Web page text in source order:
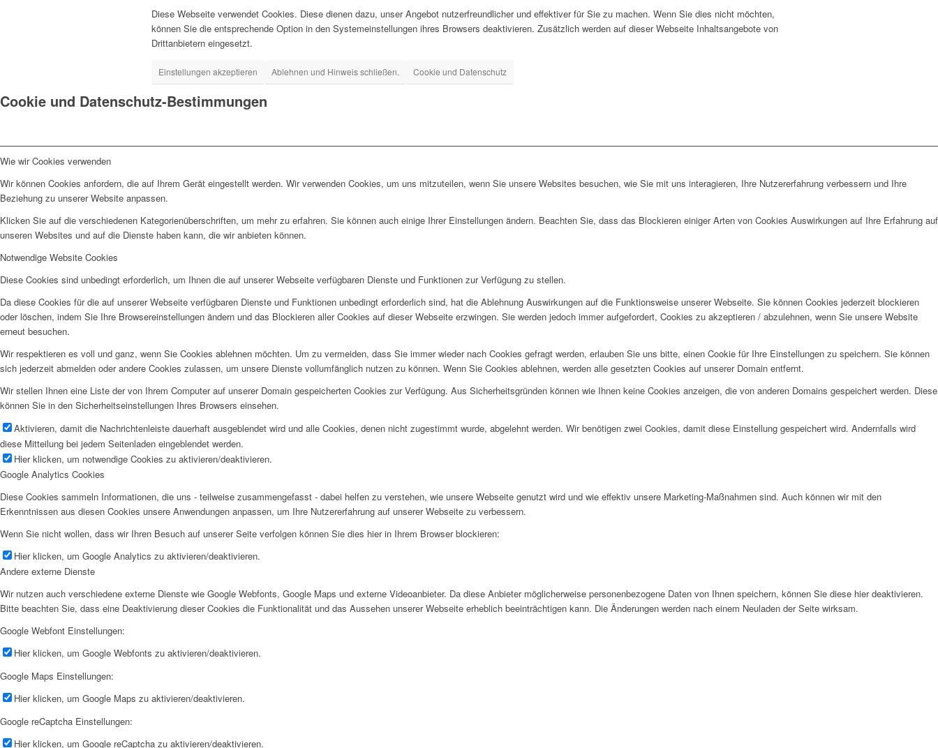
Diese Webseite verwendet Cookies. Diese dienen dazu, unser Angebot nutzerfreundlicher und effektiver für Sie zu machen. Wenn Sie dies nicht möchten,
können Sie die entsprechende Option in den Systemeinstellungen ihres Browsers deaktivieren. Zusätzlich werden auf dieser Webseite Inhaltsangebote von
Drittanbietern eingesetzt.
Einstellungen akzeptieren Ablehnen und Hinweis schließen. Cookie und Datenschutz
Cookie und Datenschutz-Bestimmungen
Wie wir Cookies verwenden
Wir können Cookies anfordern, die auf Ihrem Gerät eingestellt werden. Wir verwenden Cookies, um uns mitzuteilen, wenn Sie unsere Websites besuchen, wie Sie mit uns interagieren, Ihre Nutzererfahrung verbessern und Ihre
Beziehung zu unserer Website anpassen.
Klicken Sie auf die verschiedenen Kategorienüberschriften, um mehr zu erfahren. Sie können auch einige Ihrer Einstellungen ändern. Beachten Sie, dass das Blockieren einiger Arten von Cookies Auswirkungen auf Ihre Erfahrung auf
unseren Websites und auf die Dienste haben kann, die wir anbieten können.
Notwendige Website Cookies
Diese Cookies sind unbedingt erforderlich, um Ihnen die auf unserer Webseite verfügbaren Dienste und Funktionen zur Verfügung zu stellen.
Da diese Cookies für die auf unserer Webseite verfügbaren Dienste und Funktionen unbedingt erforderlich sind, hat die Ablehnung Auswirkungen auf die Funktionsweise unserer Webseite. Sie können Cookies jederzeit blockieren
oder löschen, indem Sie Ihre Browsereinstellungen ändern und das Blockieren aller Cookies auf dieser Webseite erzwingen. Sie werden jedoch immer aufgefordert, Cookies zu akzeptieren / abzulehnen, wenn Sie unsere Website
erneut besuchen.
Wir respektieren es voll und ganz, wenn Sie Cookies ablehnen möchten. Um zu vermeiden, dass Sie immer wieder nach Cookies gefragt werden, erlauben Sie uns bitte, einen Cookie für Ihre Einstellungen zu speichern. Sie können
sich jederzeit abmelden oder andere Cookies zulassen, um unsere Dienste vollumfänglich nutzen zu können. Wenn Sie Cookies ablehnen, werden alle gesetzten Cookies auf unserer Domain entfernt.
Wir stellen Ihnen eine Liste der von Ihrem Computer auf unserer Domain gespeicherten Cookies zur Verfügung. Aus Sicherheitsgründen können wie Ihnen keine Cookies anzeigen, die von anderen Domains gespeichert werden. Diese
können Sie in den Sicherheitseinstellungen Ihres Browsers einsehen.
Aktivieren, damit die Nachrichtenleiste dauerhaft ausgeblendet wird und alle Cookies, denen nicht zugestimmt wurde, abgelehnt werden. Wir benötigen zwei Cookies, damit diese Einstellung gespeichert wird. Andernfalls wird
diese Mitteilung bei jedem Seitenladen eingeblendet werden.
Hier klicken, um notwendige Cookies zu aktivieren/deaktivieren.
Google Analytics Cookies
Diese Cookies sammeln Informationen, die uns - teilweise zusammengefasst - dabei helfen zu verstehen, wie unsere Webseite genutzt wird und wie effektiv unsere Marketing-Maßnahmen sind. Auch können wir mit den
Erkenntnissen aus diesen Cookies unsere Anwendungen anpassen, um Ihre Nutzererfahrung auf unserer Webseite zu verbessern.
Wenn Sie nicht wollen, dass wir Ihren Besuch auf unserer Seite verfolgen können Sie dies hier in Ihrem Browser blockieren:
Hier klicken, um Google Analytics zu aktivieren/deaktivieren.
Andere externe Dienste
Wir nutzen auch verschiedene externe Dienste wie Google Webfonts, Google Maps und externe Videoanbieter. Da diese Anbieter möglicherweise personenbezogene Daten von Ihnen speichern, können Sie diese hier deaktivieren.
Bitte beachten Sie, dass eine Deaktivierung dieser Cookies die Funktionalität und das Aussehen unserer Webseite erheblich beeinträchtigen kann. Die Änderungen werden nach einem Neuladen der Seite wirksam.
Google Webfont Einstellungen:
Hier klicken, um Google Webfonts zu aktivieren/deaktivieren.
Google Maps Einstellungen:
Hier klicken, um Google Maps zu aktivieren/deaktivieren.
Google reCaptcha Einstellungen:
Hier klicken, um Google reCaptcha zu aktivieren/deaktivieren.